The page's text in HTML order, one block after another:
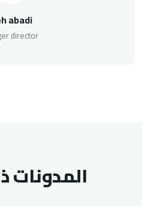
abadi
director
المدونات